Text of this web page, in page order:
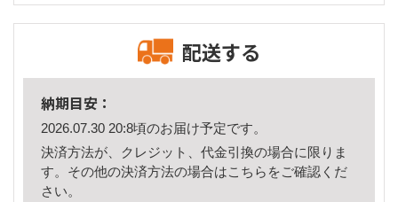
配送する
納期目安：
2026.07.30 20:8頃のお届け予定です。
決済方法が、クレジット、代金引換の場合に限りま
す。その他の決済方法の場合はこちら をご確認くだ
さい。